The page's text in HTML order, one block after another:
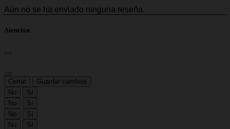
Atención
Cerrar
Guardar cambios
No
Sí
No
Sí
No
Sí
No
Sí